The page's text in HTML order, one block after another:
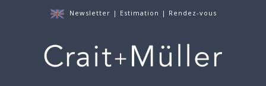
Newsletter | Estimation | Rendez-vous